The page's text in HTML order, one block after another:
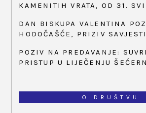
KAMENITIH VRATA, OD 31.
DAN BISKUPA VALENTINA
HODOČAŠĆE, PRIZIV
BISTRICI, OD 15. DO 17.
POZIV NA PREDAVANJE:
PRISTUP U LIJEČENJU
O DRUŠTVU